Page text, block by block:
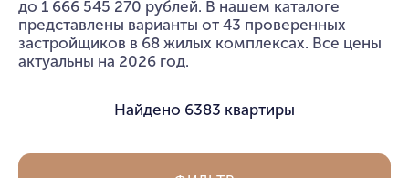
до 1 666 545 270 рублей. В нашем каталоге
представлены варианты от 43 проверенных
застройщиков в 68 жилых комплексах. Все цены
актуальны на 2026 год.
Найдено 6383 квартиры